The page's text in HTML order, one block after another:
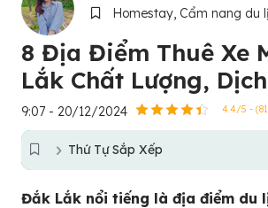
Homestay, Cẩm nang du
8 Địa Điểm Thuê Xe
Lắk Chất Lượng,
9:07 - 20/12/2024 4.4/5 -
Thứ Tự Sắp Xếp
Đắk Lắk nổi tiếng là địa điểm du